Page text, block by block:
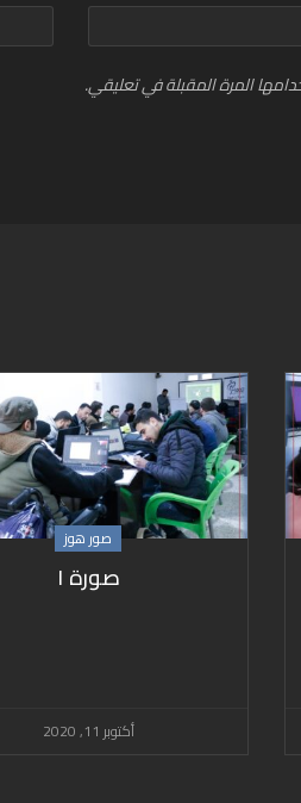
المرة المقبلة في تعليقي.
صور هوز
صورة ١
أكتوبر 11, 2020